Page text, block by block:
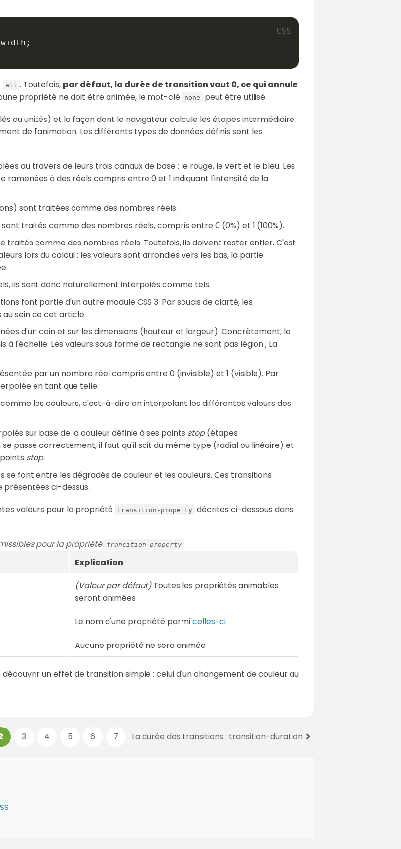
width ;
all . Toutefois, par défaut, la durée de transition vaut 0, ce qui annule
propriété ne doit être animée, le mot-clé none
peut être utilisé.
ou unités) et la façon dont le navigateur calcule les étapes intermédiaire
de l'animation. Les différents types de données définis sont les
au travers de leurs trois canaux de base : le rouge, le vert et le bleu. Les
ramenées à des réels compris entre 0 et 1 indiquant l'intensité de la
sont traitées comme des nombres réels.
traités comme des nombres réels, compris entre 0 (0%) et 1 (100%).
traités comme des nombres réels. Toutefois, ils doivent rester entier. C'est
lors du calcul : les valeurs sont arrondies vers les bas, la partie
ils sont donc naturellement interpolés comme tels.
font partie d'un autre module CSS 3. Par soucis de clarté, les
sein de cet article.
d'un coin et sur les dimensions (hauteur et largeur). Concrètement, le
l'échelle. Les valeurs sous forme de rectangle ne sont pas légion ; La
par un nombre réel compris entre 0 (invisible) et 1 (visible). Par
en tant que telle.
les couleurs, c'est-à-dire en interpolant les différentes valeurs des
sur base de la couleur définie à ses points stop(étapes
passe correctement, il faut qu'il soit du même type (radial ou linéaire) et
stop.
se font entre les dégradés de couleur et les couleurs. Ces transitions
ci-dessus.
valeurs pour la propriété
transition-property
décrites ci-dessous dans
pour la propriété
transition-property
Explication
(Valeur par défaut)Toutes les propriétés animables
seront animées
Le nom d'une propriété parmicelles-ci
Aucune propriété ne sera animée
un effet de transition simple : celui d'un changement de couleur au
3 4 5 6 7 La durée des transitions : transition-duration